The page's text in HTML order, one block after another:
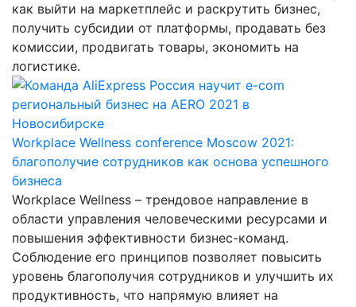
как выйти на маркетплейс и раскрутить бизнес,
получить субсидии от платформы, продавать без
комиссии, продвигать товары, экономить на
логистике.
Workplace Wellness conference Moscow 2021:
благополучие сотрудников как основа успешного
бизнеса
Workplace Wellness – трендовое направление в
области управления человеческими ресурсами и
повышения эффективности бизнес-команд.
Соблюдение его принципов позволяет повысить
уровень благополучия сотрудников и улучшить их
продуктивность, что напрямую влияет на